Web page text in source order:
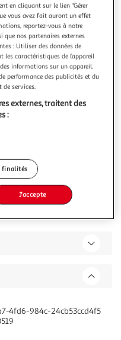
pince
chrome
confortColoris: rouge et
Ajouter au panier
Ajouter à une liste
4fd6-984c-24cb53ccd4f5
en cliquant sur le lien "Gérer
vous avez fait auront un effet
reportez-vous à notre
nos partenaires externes
: Utiliser des données de
caractéristiques de l’appareil
informations sur un appareil.
performance des publicités et du
de services.
externes, traitent des
:
finalités
J'accepte